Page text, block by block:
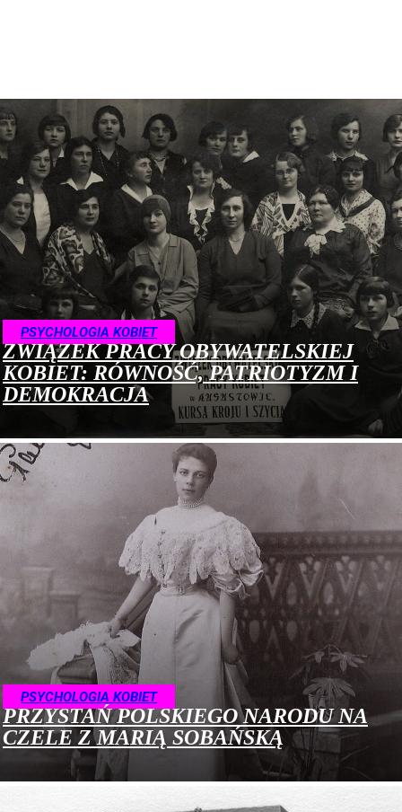
PSYCHOLOGIA KOBIET
ZWIĄZEK PRACY OBYWATELSKIEJ
KOBIET: RÓWNOŚĆ, PATRIOTYZM I
DEMOKRACJA
PSYCHOLOGIA KOBIET
PRZYSTAŃ POLSKIEGO NARODU NA
CZELE Z MARIĄ SOBAŃSKĄ